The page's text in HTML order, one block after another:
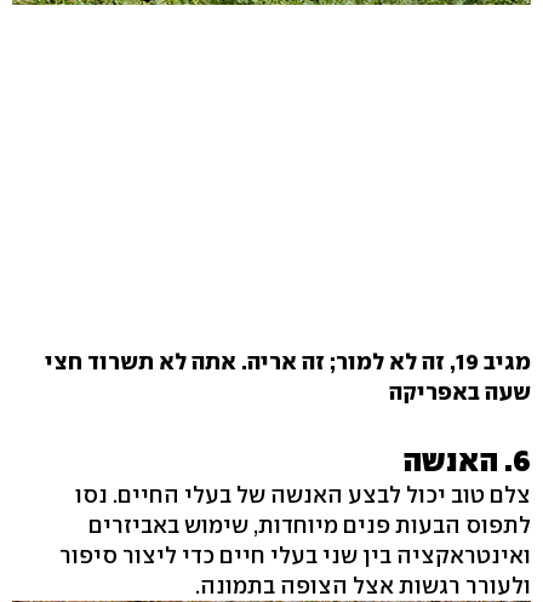
מגיב 19, זה לא למור; זה אריה. אתה לא תשרוד חצי
שעה באפריקה
6. האנשה
צלם טוב יכול לבצע האנשה של בעלי החיים. נסו
לתפוס הבעות פנים מיוחדות, שימוש באביזרים
ואינטראקציה בין שני בעלי חיים כדי ליצור סיפור
ולעורר רגשות אצל הצופה בתמונה.